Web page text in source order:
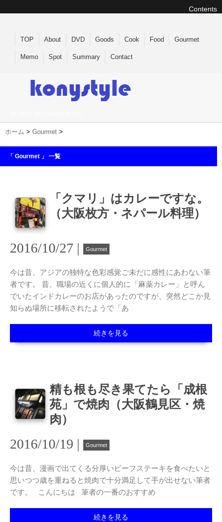
Contents
TOP About DVD Goods Cook Food Gourmet
Memo Spot Summary Contact
ホーム > Gourmet >
「 Gourmet 」 一覧
「クマリ」はカレーですな。
（大阪枚方・ネパール料理）
2016/10/27 | Gourmet
今は昔、アジアの独特な色彩感覚ご未だに感性にあわない筆
者です。 昔、職場の近くに個人的に「麻薬カレー」と呼ん
でいたインドカレーのお店があったのですが、突然どこか見
知らぬ場所に移転されたようで「あ
続きを見る
精も根も尽き果てたら「成根
苑」で焼肉（大阪鶴見区・焼
肉）
2016/10/19 | Gourmet
今は昔、漫画で出てくる分厚いビーフステーキを食べたいと
思いつつ歳を重ねると焼肉で十分満足して手が出せない筆者
です。 こんにちは 筆者の一番のおすすめ
続きを見る